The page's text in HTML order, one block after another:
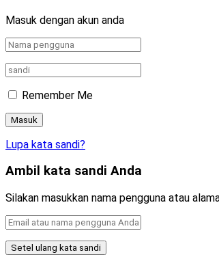
Masuk dengan akun anda
Remember Me
Lupa kata sandi?
Ambil kata sandi Anda
Silakan masukkan nama pengguna atau